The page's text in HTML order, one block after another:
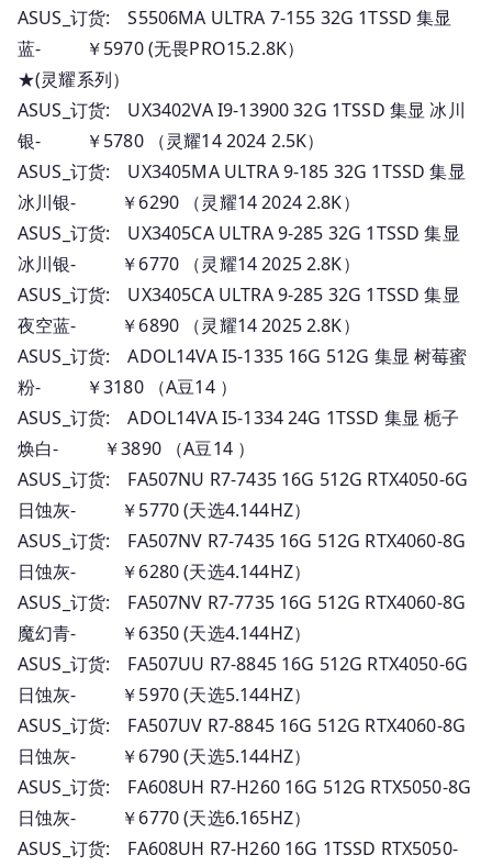
ASUS_订货: S5506MA ULTRA 7-155 32G 1TSSD 集显
蓝- ￥5970 (无畏PRO15.2.8K）
★(灵耀系列）
ASUS_订货: UX3402VA I9-13900 32G 1TSSD 集显 冰川
银- ￥5780 （灵耀14 2024 2.5K）
ASUS_订货: UX3405MA ULTRA 9-185 32G 1TSSD 集显
冰川银- ￥6290 （灵耀14 2024 2.8K）
ASUS_订货: UX3405CA ULTRA 9-285 32G 1TSSD 集显
冰川银- ￥6770 （灵耀14 2025 2.8K）
ASUS_订货: UX3405CA ULTRA 9-285 32G 1TSSD 集显
夜空蓝- ￥6890 （灵耀14 2025 2.8K）
ASUS_订货: ADOL14VA I5-1335 16G 512G 集显 树莓蜜
粉- ￥3180 （A豆14 ）
ASUS_订货: ADOL14VA I5-1334 24G 1TSSD 集显 栀子
焕白- ￥3890 （A豆14 ）
ASUS_订货: FA507NU R7-7435 16G 512G RTX4050-6G
日蚀灰- ￥5770 (天选4.144HZ）
ASUS_订货: FA507NV R7-7435 16G 512G RTX4060-8G
日蚀灰- ￥6280 (天选4.144HZ）
ASUS_订货: FA507NV R7-7735 16G 512G RTX4060-8G
魔幻青- ￥6350 (天选4.144HZ）
ASUS_订货: FA507UU R7-8845 16G 512G RTX4050-6G
日蚀灰- ￥5970 (天选5.144HZ）
ASUS_订货: FA507UV R7-8845 16G 512G RTX4060-8G
日蚀灰- ￥6790 (天选5.144HZ）
ASUS_订货: FA608UH R7-H260 16G 512G RTX5050-8G
日蚀灰- ￥6770 (天选6.165HZ）
ASUS_订货: FA608UH R7-H260 16G 1TSSD RTX5050-